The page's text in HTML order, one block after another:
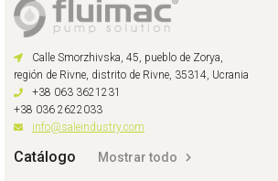
Calle Smorzhivska, 45, pueblo de Zorya,
región de Rivne, distrito de Rivne, 35314, Ucrania
+38 063 3621231
+38 036 2622033
info@saleindustry.com
Catálogo Mostrar todo